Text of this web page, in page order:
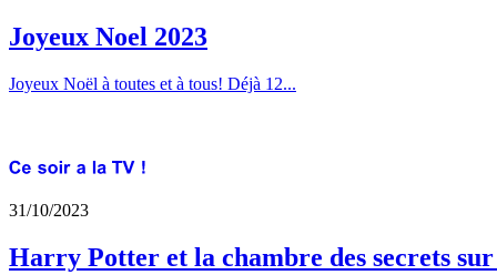
Joyeux Noel 2023
Joyeux Noël à toutes et à tous! Déjà 12...
31/10/2023
Harry Potter et la chambre des secrets